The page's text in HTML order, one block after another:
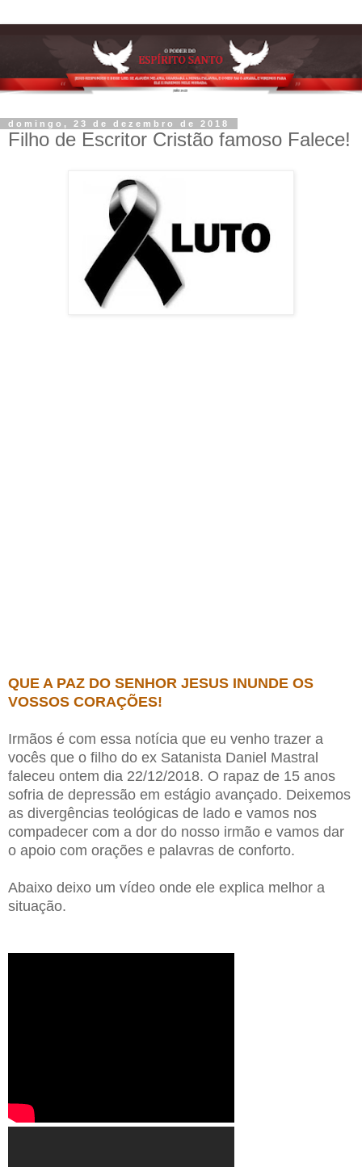
domingo, 23 de dezembro de 2018
Filho de Escritor Cristão famoso Falece!
QUE A PAZ DO SENHOR JESUS INUNDE OS
VOSSOS CORAÇÕES!
Irmãos é com essa notícia que eu venho trazer a
vocês que o filho do ex Satanista Daniel Mastral
faleceu ontem dia 22/12/2018. O rapaz de 15 anos
sofria de depressão em estágio avançado. Deixemos
as divergências teológicas de lado e vamos nos
compadecer com a dor do nosso irmão e vamos dar
o apoio com orações e palavras de conforto.
Abaixo deixo um vídeo onde ele explica melhor a
situação.